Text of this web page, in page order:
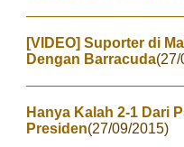
[VIDEO] Suporter di
Dengan Barracuda
Hanya Kalah 2-1 Dari
Presiden(27/09/2015)